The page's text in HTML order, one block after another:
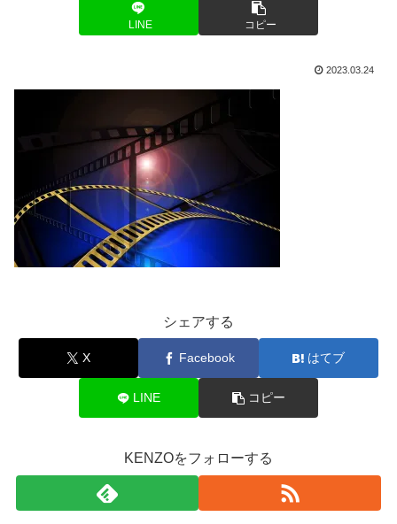
LINE コピー
2023.03.24
シェアする
X Facebook はてブ
LINE コピー
KENZOをフォローする